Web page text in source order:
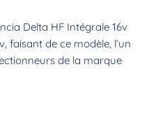
Delta HF Intégrale 16v
faisant de ce modèle, l’un
de la marque